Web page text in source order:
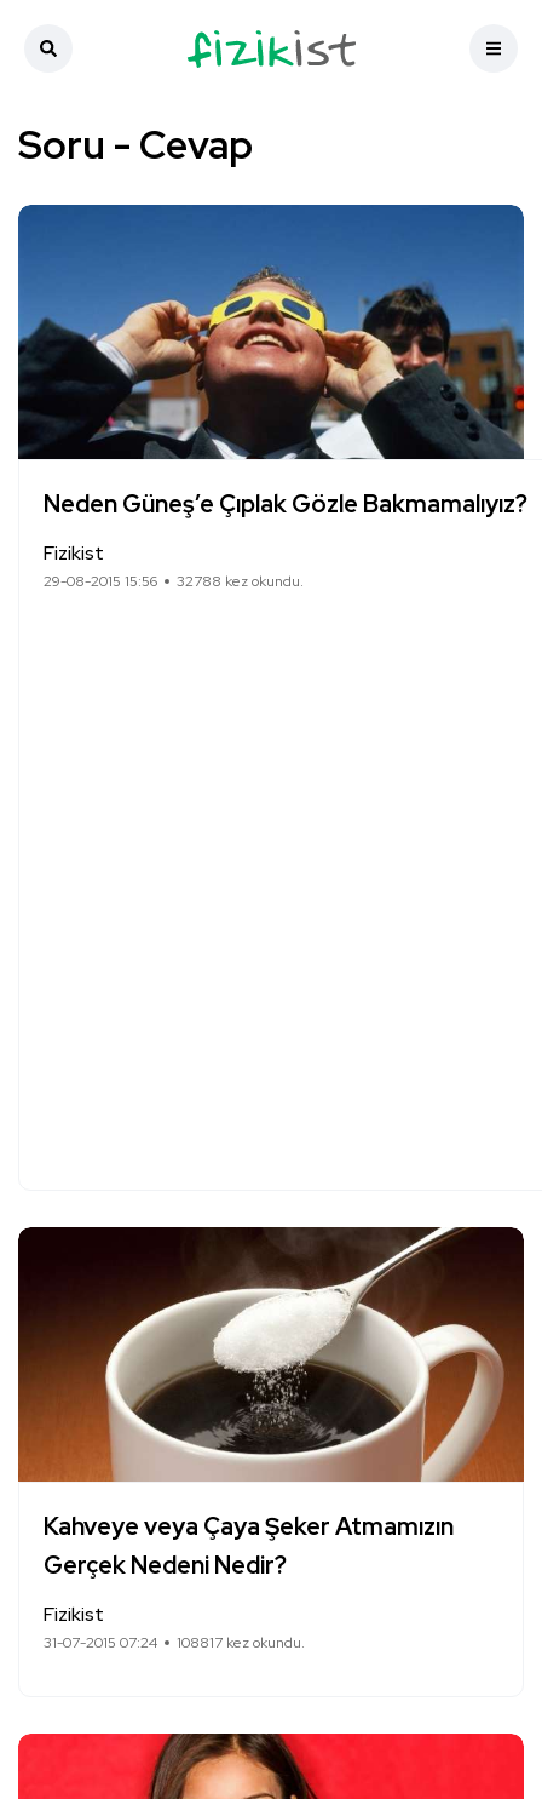
Soru - Cevap
Neden Güneş’e Çıplak Gözle Bakmamalıyız?
Fizikist
29-08-2015 15:56 32788 kez okundu.
Kahveye veya Çaya Şeker Atmamızın
Gerçek Nedeni Nedir?
Fizikist
31-07-2015 07:24 108817 kez okundu.